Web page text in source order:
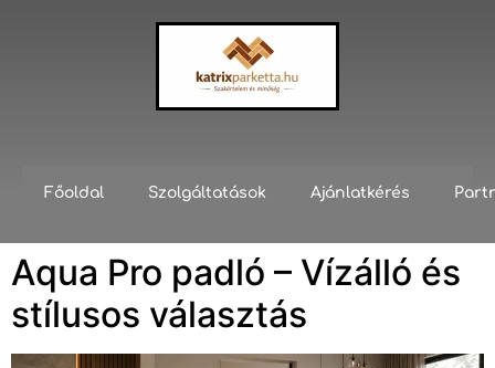
Főoldal Szolgáltatások Ajánlatkérés
Aqua Pro padló – Vízálló és
stílusos választás